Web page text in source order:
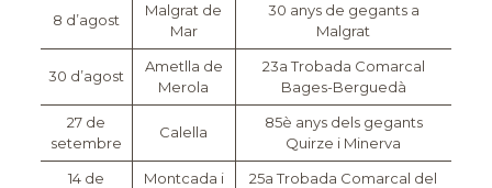
8 d’agost
Malgrat de
Mar
30 anys de gegants a
Malgrat
30 d’agost
Ametlla de
Merola
23a Trobada Comarcal
Bages-Berguedà
27 de
setembre
Calella
85è anys dels gegants
Quirze i Minerva
14 de
Montcada i
25a Trobada Comarcal del